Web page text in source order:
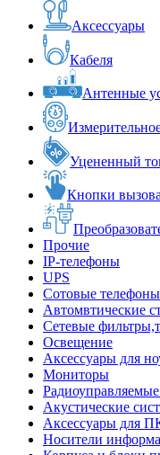
Аксессуары
Кабеля
Антенные
Уцененный
Кнопки
Прочие
IP-телефоны
UPS
Сотовые телефоны
Автомвтические
Сетевые
Освещение
Аксессуары для
Мониторы
Акустические
Аксессуары для
Носители